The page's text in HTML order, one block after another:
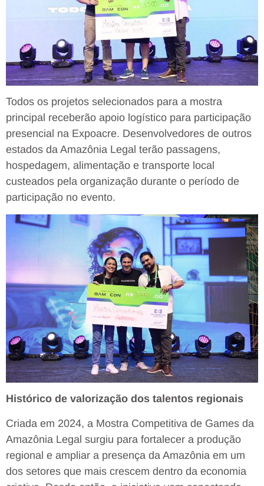
Todos os projetos selecionados para a mostra
principal receberão apoio logístico para participação
presencial na Expoacre. Desenvolvedores de outros
estados da Amazônia Legal terão passagens,
hospedagem, alimentação e transporte local
custeados pela organização durante o período de
participação no evento.
Histórico de valorização dos talentos regionais
Criada em 2024, a Mostra Competitiva de Games da
Amazônia Legal surgiu para fortalecer a produção
regional e ampliar a presença da Amazônia em um
dos setores que mais crescem dentro da economia